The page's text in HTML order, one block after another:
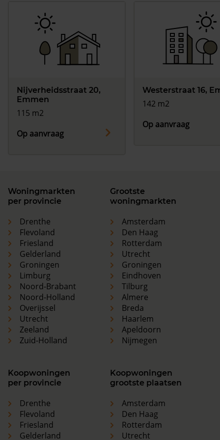
Nijverheidsstraat 20,
Emmen
115 m2
Op aanvraag
Westerstraat 16,
142 m2
Op aanvraag
Woningmarkten
per provincie
Drenthe
Flevoland
Friesland
Gelderland
Groningen
Limburg
Noord-Brabant
Noord-Holland
Overijssel
Utrecht
Zeeland
Zuid-Holland
Grootste
woningmarkten
Amsterdam
Den Haag
Rotterdam
Utrecht
Groningen
Eindhoven
Tilburg
Almere
Breda
Haarlem
Apeldoorn
Nijmegen
Koopwoningen
per provincie
Drenthe
Flevoland
Friesland
Gelderland
Koopwoningen
grootste plaatsen
Amsterdam
Den Haag
Rotterdam
Utrecht